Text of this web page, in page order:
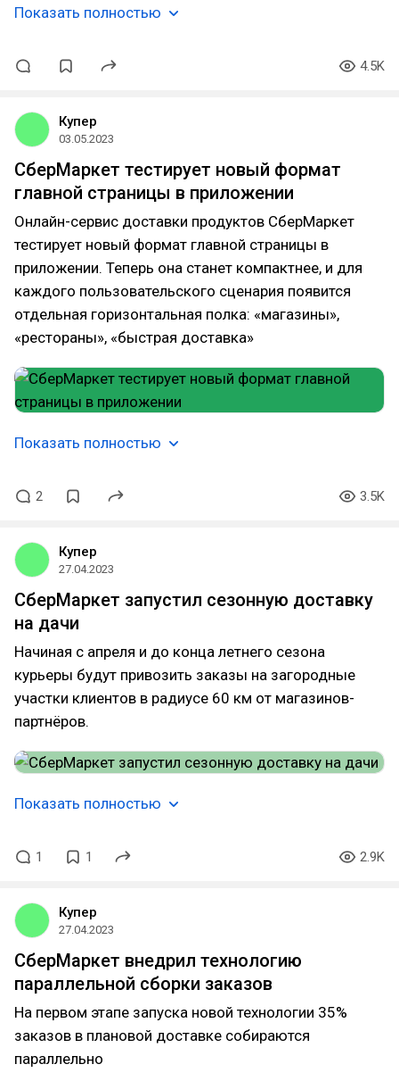
Показать полностью
4.5K
Купер
03.05.2023
СберМаркет тестирует новый формат
главной страницы в приложении
Онлайн-сервис доставки продуктов СберМаркет
тестирует новый формат главной страницы в
приложении. Теперь она станет компактнее, и для
каждого пользовательского сценария появится
отдельная горизонтальная полка: «магазины»,
«рестораны», «быстрая доставка»
Показать полностью
2 3.5K
Купер
27.04.2023
СберМаркет запустил сезонную доставку
на дачи
Начиная с апреля и до конца летнего сезона
курьеры будут привозить заказы на загородные
участки клиентов в радиусе 60 км от магазинов-
партнёров.
Показать полностью
1 1 2.9K
Купер
27.04.2023
СберМаркет внедрил технологию
параллельной сборки заказов
На первом этапе запуска новой технологии 35%
заказов в плановой доставке собираются
параллельно